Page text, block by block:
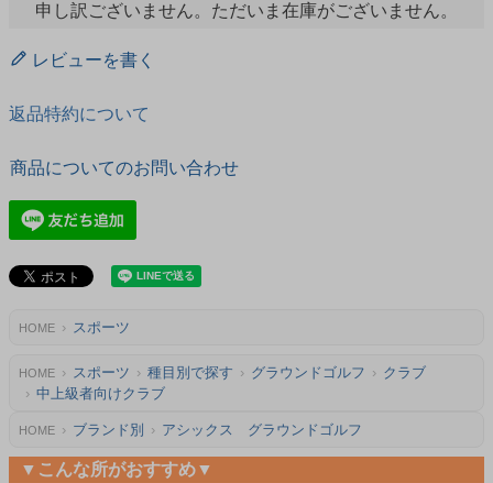
申し訳ございません。ただいま在庫がございません。
レビューを書く
返品特約について
商品についてのお問い合わせ
HOME スポーツ
HOME スポーツ 種目別で探す グラウンドゴルフ
クラブ
中上級者向けクラブ
HOME ブランド別 アシックス グラウンドゴルフ
▼こんな所がおすすめ▼